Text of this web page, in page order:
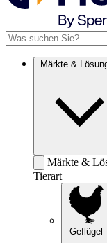
Märkte &
Märkte &
Tierart
Geflügel